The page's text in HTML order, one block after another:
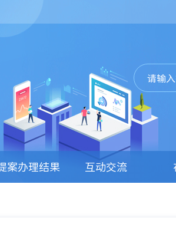
案办理结果
互动交流